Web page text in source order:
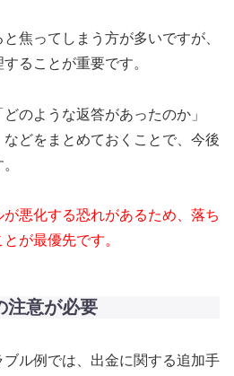
焦ってしまう方が多いですが、
ることが重要です。
のような返答があったのか」
などをまとめておくことで、今後
悪化する恐れがあるため、落ち
が最優先です。
注意が必要
ル例では、出金に関する追加手